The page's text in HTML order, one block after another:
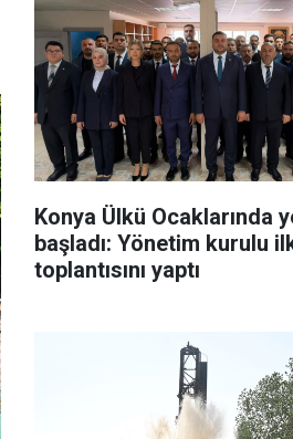
Konya Ülkü Ocaklarında
başladı: Yönetim kurulu
toplantısını yaptı